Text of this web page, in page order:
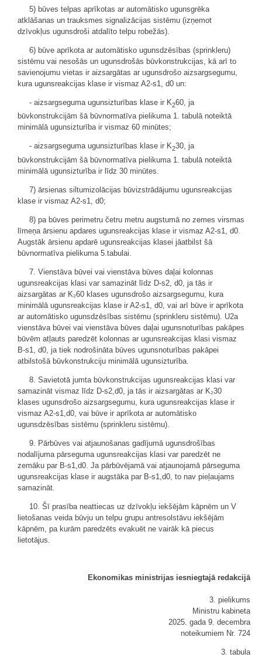
5) būves telpas aprīkotas ar automātisko ugunsgrēka
atklāšanas un trauksmes signalizācijas sistēmu (izņemot
dzīvokļus ugunsdroši atdalīto telpu robežās).
6) būve aprīkota ar automātisko ugunsdzēsības (sprinkleru)
sistēmu vai nesošās un ugunsdrošās būvkonstrukcijas, kā arī to
savienojumu vietas ir aizsargātas ar ugunsdrošo aizsargsegumu,
kura ugunsreakcijas klase ir vismaz A2-s1, d0 un:
- aizsargseguma ugunsizturības klase ir K260, ja
būvkonstrukcijām šā būvnormatīva pielikuma 1. tabulā noteiktā
minimālā ugunsizturība ir vismaz 60 minūtes;
- aizsargseguma ugunsizturības klase ir K230, ja
būvkonstrukcijām šā būvnormatīva pielikuma 1. tabulā noteiktā
minimālā ugunsizturība ir līdz 30 minūtes.
7) ārsienas siltumizolācijas būvizstrādājumu ugunsreakcijas
klase ir vismaz A2-s1, d0;
8) pa būves perimetru četru metru augstumā no zemes virsmas
līmeņa ārsienu apdares ugunsreakcijas klase ir vismaz A2-s1, d0.
Augstāk ārsienu apdarē ugunsreakcijas klasei jāatbilst šā
būvnormatīva pielikuma 5.tabulai.
7. Vienstāva būvei vai vienstāva būves daļai kolonnas
ugunsreakcijas klasi var samazināt līdz D-s2, d0, ja tās ir
aizsargātas ar K₂60 klases ugunsdrošo aizsargsegumu, kura
minimālā ugunsreakcijas klase ir A2-s1, d0, vai arī būve ir aprīkota
ar automātisko ugunsdzēsības sistēmu (sprinkleru sistēmu). U2a
vienstāva būvei vai vienstāva būves daļai ugunsnoturības pakāpes
būvēm atļauts paredzēt kolonnas ar ugunsreakcijas klasi vismaz
B-s1, d0, ja tiek nodrošināta būves ugunsnoturības pakāpei
atbilstošā būvkonstrukciju minimālā ugunsizturība.
8. Savietotā jumta būvkonstrukcijas ugunsreakcijas klasi var
samazināt vismaz līdz D-s2,d0, ja tās ir aizsargātas ar K₂30
klases ugunsdrošo aizsargsegumu, kura ugunsreakcijas klase ir
vismaz A2-s1,d0, vai būve ir aprīkota ar automātisko
ugunsdzēsības sistēmu (sprinkleru sistēmu).
9. Pārbūves vai atjaunošanas gadījumā ugunsdrošības
nodalījuma pārseguma ugunsreakcijas klasi var paredzēt ne
zemāku par B-s1,d0. Ja pārbūvējamā vai atjaunojamā pārseguma
ugunsreakcijas klase ir augstāka par B-s1,d0, to nav pieļaujams
samazināt.
10. Šī prasība neattiecas uz dzīvokļu iekšējām kāpnēm un V
lietošanas veida būvju un telpu grupu antresolstāvu iekšējām
kāpnēm, pa kurām paredzēts evakuēt ne vairāk kā piecus
lietotājus.
Ekonomikas ministrijas iesniegtajā redakcijā
3. pielikums
Ministru kabineta
2025. gada 9. decembra
noteikumiem Nr. 724
3. tabula